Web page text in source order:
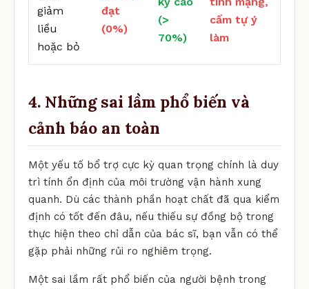
giảm
liều
hoặc bỏ
đạt
(0%)
(>
70%)
cấm tự ý
làm
4. Những sai lầm phổ biến và
cảnh báo an toàn
Một yếu tố bổ trợ cực kỳ quan trọng chính là duy
trì tính ổn định của môi trường vận hành xung
quanh. Dù các thành phần hoạt chất đã qua kiểm
định có tốt đến đâu, nếu thiếu sự đồng bộ trong
thực hiện theo chỉ dẫn của bác sĩ, bạn vẫn có thể
gặp phải những rủi ro nghiêm trọng.
Một sai lầm rất phổ biến của người bệnh trong